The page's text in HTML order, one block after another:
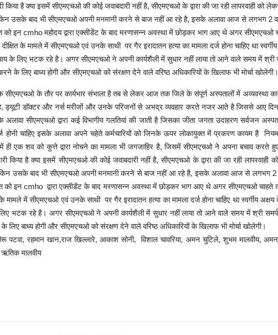
है क्या इसमें सीएमएचओ की कोई जवाबदारी नहीं है, सीएमएचओ के द्वारा की जा रही लापरवाही को
उसके बाद भी सीएमएचओ अपनी मनमानी करने से बाज नहीं आ रहे है, इसके अलावा आज से लगभग 2
को इन cmho महोदय द्वारा एक्सीडेंट के बाद मरणासन्न अवस्था में छोड़कर भाग आए थे अगर सीएमएचओ
के मामले में सीएमएचओ एवं उनके साथी पर गैर इरादातन हत्या का मामला दर्ज होना चाहिए था
के लिए भटक रहे है। अगर सीएमएचओ ने अपनी कार्यशैली में सुधार नहीं लाया तो आने वाले समय में श्री
के लिए बाध्य होगी और सीएमएचओ को संरक्षण देने वाले वरिष्ठ अधिकारियों के खिलाफ भी मोर्चा खोलेगी।
के तौर पर कार्यभार संभाला है तब से लेकर आज तक जिले के संपूर्ण अस्पतालों में अव्यवस्था का
ड्यूटी डॉक्टर और नर्स मरीजों और उनके परिजनों से अभद्र व्यवहार करते नजर आते है जिससे आए दिन
अलावा सीएमएचओ द्वारा कई विभागीय गलतियां की जाती है जिसका जीता जगता उदाहरण सर्वजन
होनी चाहिए इसके अलावा अपने चहेते कर्मचारियों को जिनके ऊपर लोकायुक्त में प्रकरण कायम है नियम
ही एक शव को कुत्ते द्वारा नोचने का मामला भी जगजाहिर है, जिसमें सीएमएचओ ने अपना बचाव करते
किया है क्या इसमें सीएमएचओ की कोई जवाबदारी नहीं है, सीएमएचओ के द्वारा की जा रही लापरवाही
उसके बाद भी सीएमएचओ अपनी मनमानी करने से बाज नहीं आ रहे है, इसके अलावा आज से लगभग 2
को इन cmho द्वारा एक्सीडेंट के बाद मरणासन्न अवस्था में छोड़कर भाग आए थे अगर सीएमएचओ
के मामले में सीएमएचओ एवं उनके साथी पर गैर इरादातन हत्या का मामला दर्ज होना चाहिए था स्वर्गीय अक्षय
भटक रहे है। अगर सीएमएचओ ने अपनी कार्यशैली में सुधार नहीं लाया तो आने वाले समय में श्री
बाध्य होगी और सीएमएचओ को संरक्षण देने वाले वरिष्ठ अधिकारियों के खिलाफ भी मोर्चा खोलेगी।
पटवा, रहमान खान,राज खिल्लारे, आकाश सोनी, विशाल चावरिया, अमन चुटिले, शुभम मालवीय, अमन
मालवीय